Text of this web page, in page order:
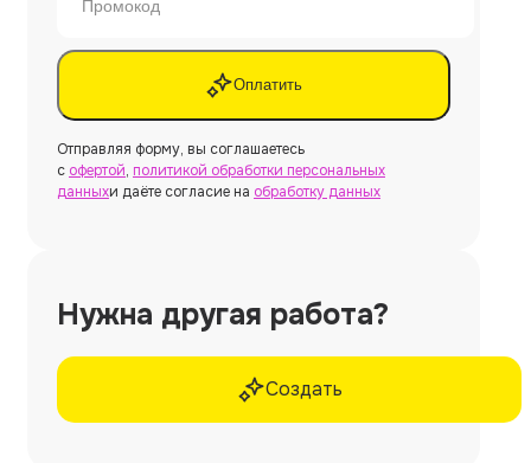
Оплатить
Отправляя форму, вы соглашаетесь
с офертой, политикой обработки персональных
данныхи даёте согласие на обработку данных
Нужна другая работа?
Создать